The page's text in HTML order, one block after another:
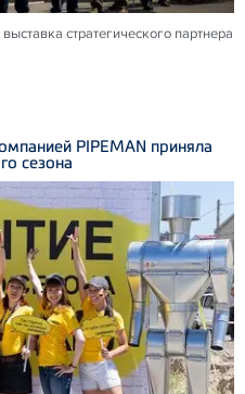
стратегического партнера
PIPEMAN приняла
сезона